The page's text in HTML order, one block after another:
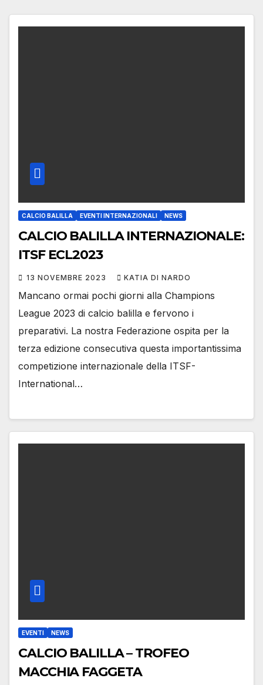
CALCIO BALILLA EVENTI INTERNAZIONALI NEWS
CALCIO BALILLA INTERNAZIONALE:
ITSF ECL2023
13 NOVEMBRE 2023 KATIA DI NARDO
Mancano ormai pochi giorni alla Champions
League 2023 di calcio balilla e fervono i
preparativi. La nostra Federazione ospita per la
terza edizione consecutiva questa importantissima
competizione internazionale della ITSF-
International…
EVENTI NEWS
CALCIO BALILLA – TROFEO
MACCHIA FAGGETA